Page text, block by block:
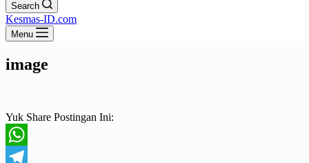
Search
Kesmas-ID.com
Menu
image
Yuk Share Postingan Ini:
WhatsApp